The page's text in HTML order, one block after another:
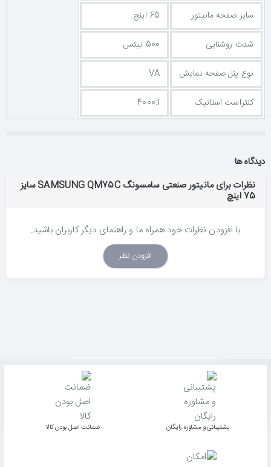
سایز صفحه مانیتور
65 اینچ
شدت روشنایی
500 نیتس
نوع پنل صفحه نمایش
VA
کنتراست استاتیک
4000:1
دیدگاه ها
نظرات برای مانیتور صنعتی سامسونگ SAMSUNG QM75C سایز
75 اینچ
با افزودن نظرات خود همراه ما و راهنمای دیگر کاربران باشید.
افزودن نظر
پشتیبانی و مشاوره رایگان ﺿﻤﺎﻧﺖ اﺻﻞ ﺑﻮدن ﮐﺎﻟﺎ